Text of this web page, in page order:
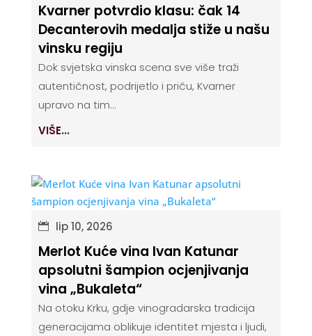
Kvarner potvrdio klasu: čak 14
Decanterovih medalja stiže u našu
vinsku regiju
Dok svjetska vinska scena sve više traži
autentičnost, podrijetlo i priču, Kvarner
upravo na tim...
VIŠE...
lip 10, 2026
Merlot Kuće vina Ivan Katunar
apsolutni šampion ocjenjivanja
vina „Bukaleta“
Na otoku Krku, gdje vinogradarska tradicija
generacijama oblikuje identitet mjesta i ljudi,